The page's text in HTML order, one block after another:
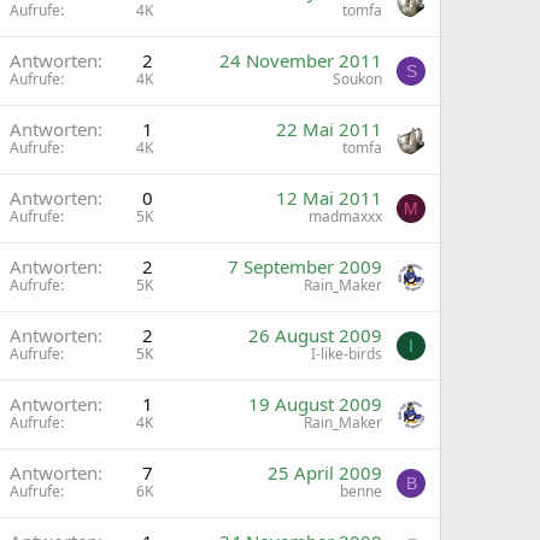
Aufrufe 4K tomfa
Antworten 2
Aufrufe 4K
24 November 2011
Soukon S
Antworten 1
Aufrufe 4K
22 Mai 2011
tomfa
Antworten 0
Aufrufe 5K
12 Mai 2011
madmaxxx M
Antworten 2
Aufrufe 5K
7 September 2009
Rain_Maker
Antworten 2
Aufrufe 5K
26 August 2009
I-like-birds I
Antworten 1
Aufrufe 4K
19 August 2009
Rain_Maker
Antworten 7
Aufrufe 6K
25 April 2009
benne B